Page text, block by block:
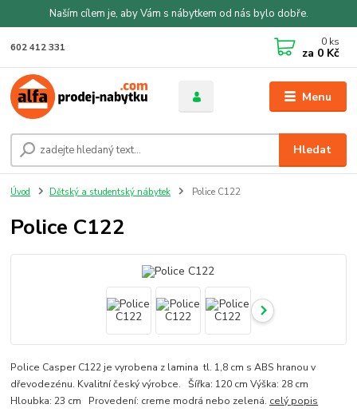
Naším cílem je, aby Vám s nábytkem od nás bylo dobře.
Menu
Hledat
602 412 331 0 ks
za 0 Kč
Úvod Dětský a studentský nábytek Police C122
Police C122
Police Casper C122 je vyrobena z lamina tl. 1,8 cm s ABS hranou v
dřevodezénu. Kvalitní český výrobce. Šířka: 120 cm Výška: 28 cm
Hloubka: 23 cm Provedení: creme modrá nebo zelená. celý popis